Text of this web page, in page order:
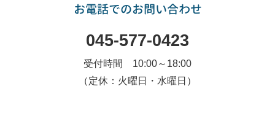
お電話でのお問い合わせ
045-577-0423
受付時間 10:00～18:00
（定休：火曜日・水曜日）